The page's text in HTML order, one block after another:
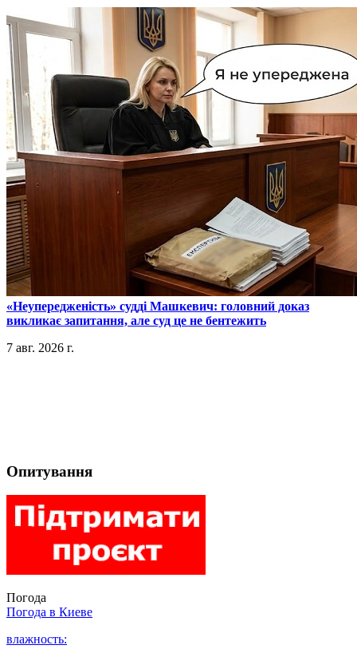
​«Неупередженість» судді Машкевич: головний доказ
викликає запитання, але суд це не бентежить
7 авг. 2026 г.
Опитування
Погода
Погода в Киеве
влажность: